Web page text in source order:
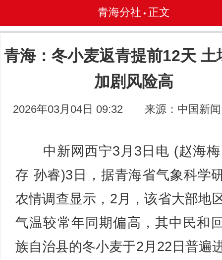
青海分社 • 正文
青海：冬小麦返青提前12天 土
加剧风险高
2026年03月04日 09:32 来源：中国新
中新网西宁3月3日电 (赵海梅
存 孙睿)3日，据青海省气象科学
农情调查显示，2月，该省大部地
气温较常年同期偏高，其中民和
族自治县的冬小麦于2月22日普遍